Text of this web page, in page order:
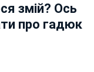
змій? Ось
про гадюк